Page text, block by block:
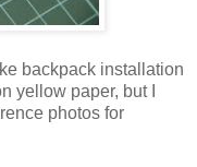
backpack installation
yellow paper, but I
photos for